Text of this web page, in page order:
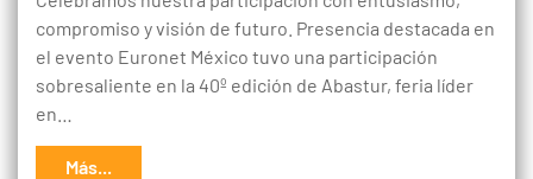
compromiso y visión de futuro. Presencia destacada en
el evento Euronet México tuvo una participación
sobresaliente en la 40º edición de Abastur, feria líder
en…
Más...